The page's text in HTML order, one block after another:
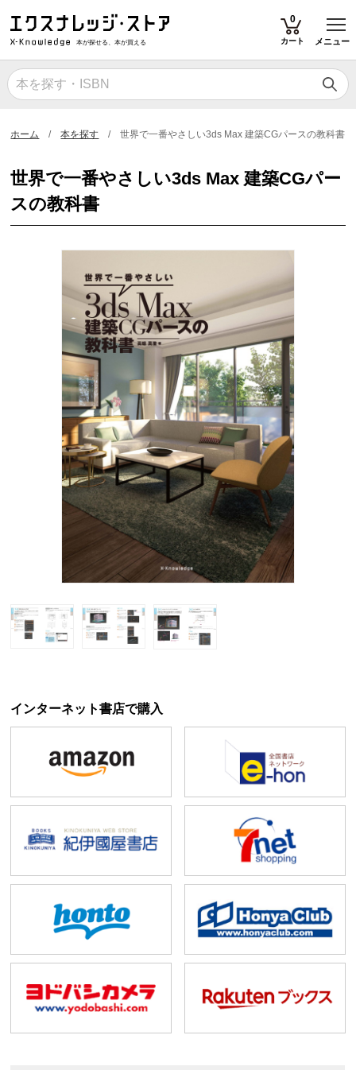
本が探せる、本が買える
0
カート メニュー
ホーム 本を探す 世界で一番やさしい3ds Max 建築CGパースの教科書
世界で一番やさしい3ds Max 建築CGパー
スの教科書
インターネット書店で購入